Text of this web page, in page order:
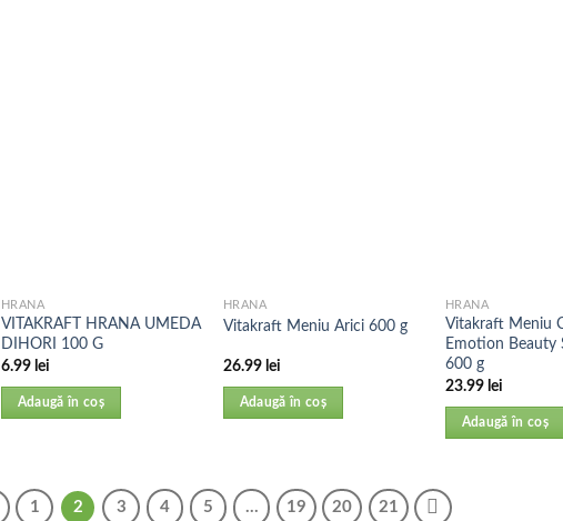
HRANA
VITAKRAFT HRANA UMEDA
DIHORI 100 G
6.99 lei
Adaugă în coș
HRANA
Vitakraft Meniu Arici 600 g
26.99 lei
Adaugă în coș
HRANA
Vitakraft Meniu
Emotion Beauty
600 g
23.99 lei
Adaugă în coș
1 2 3 4 5 … 19 20 21